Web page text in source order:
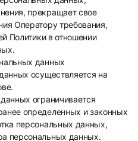
прекращает свое
Оператору требования,
Политики в отношении
данных
осуществляется на
ограничивается
определенных и законных
персональных данных,
персональных данных.